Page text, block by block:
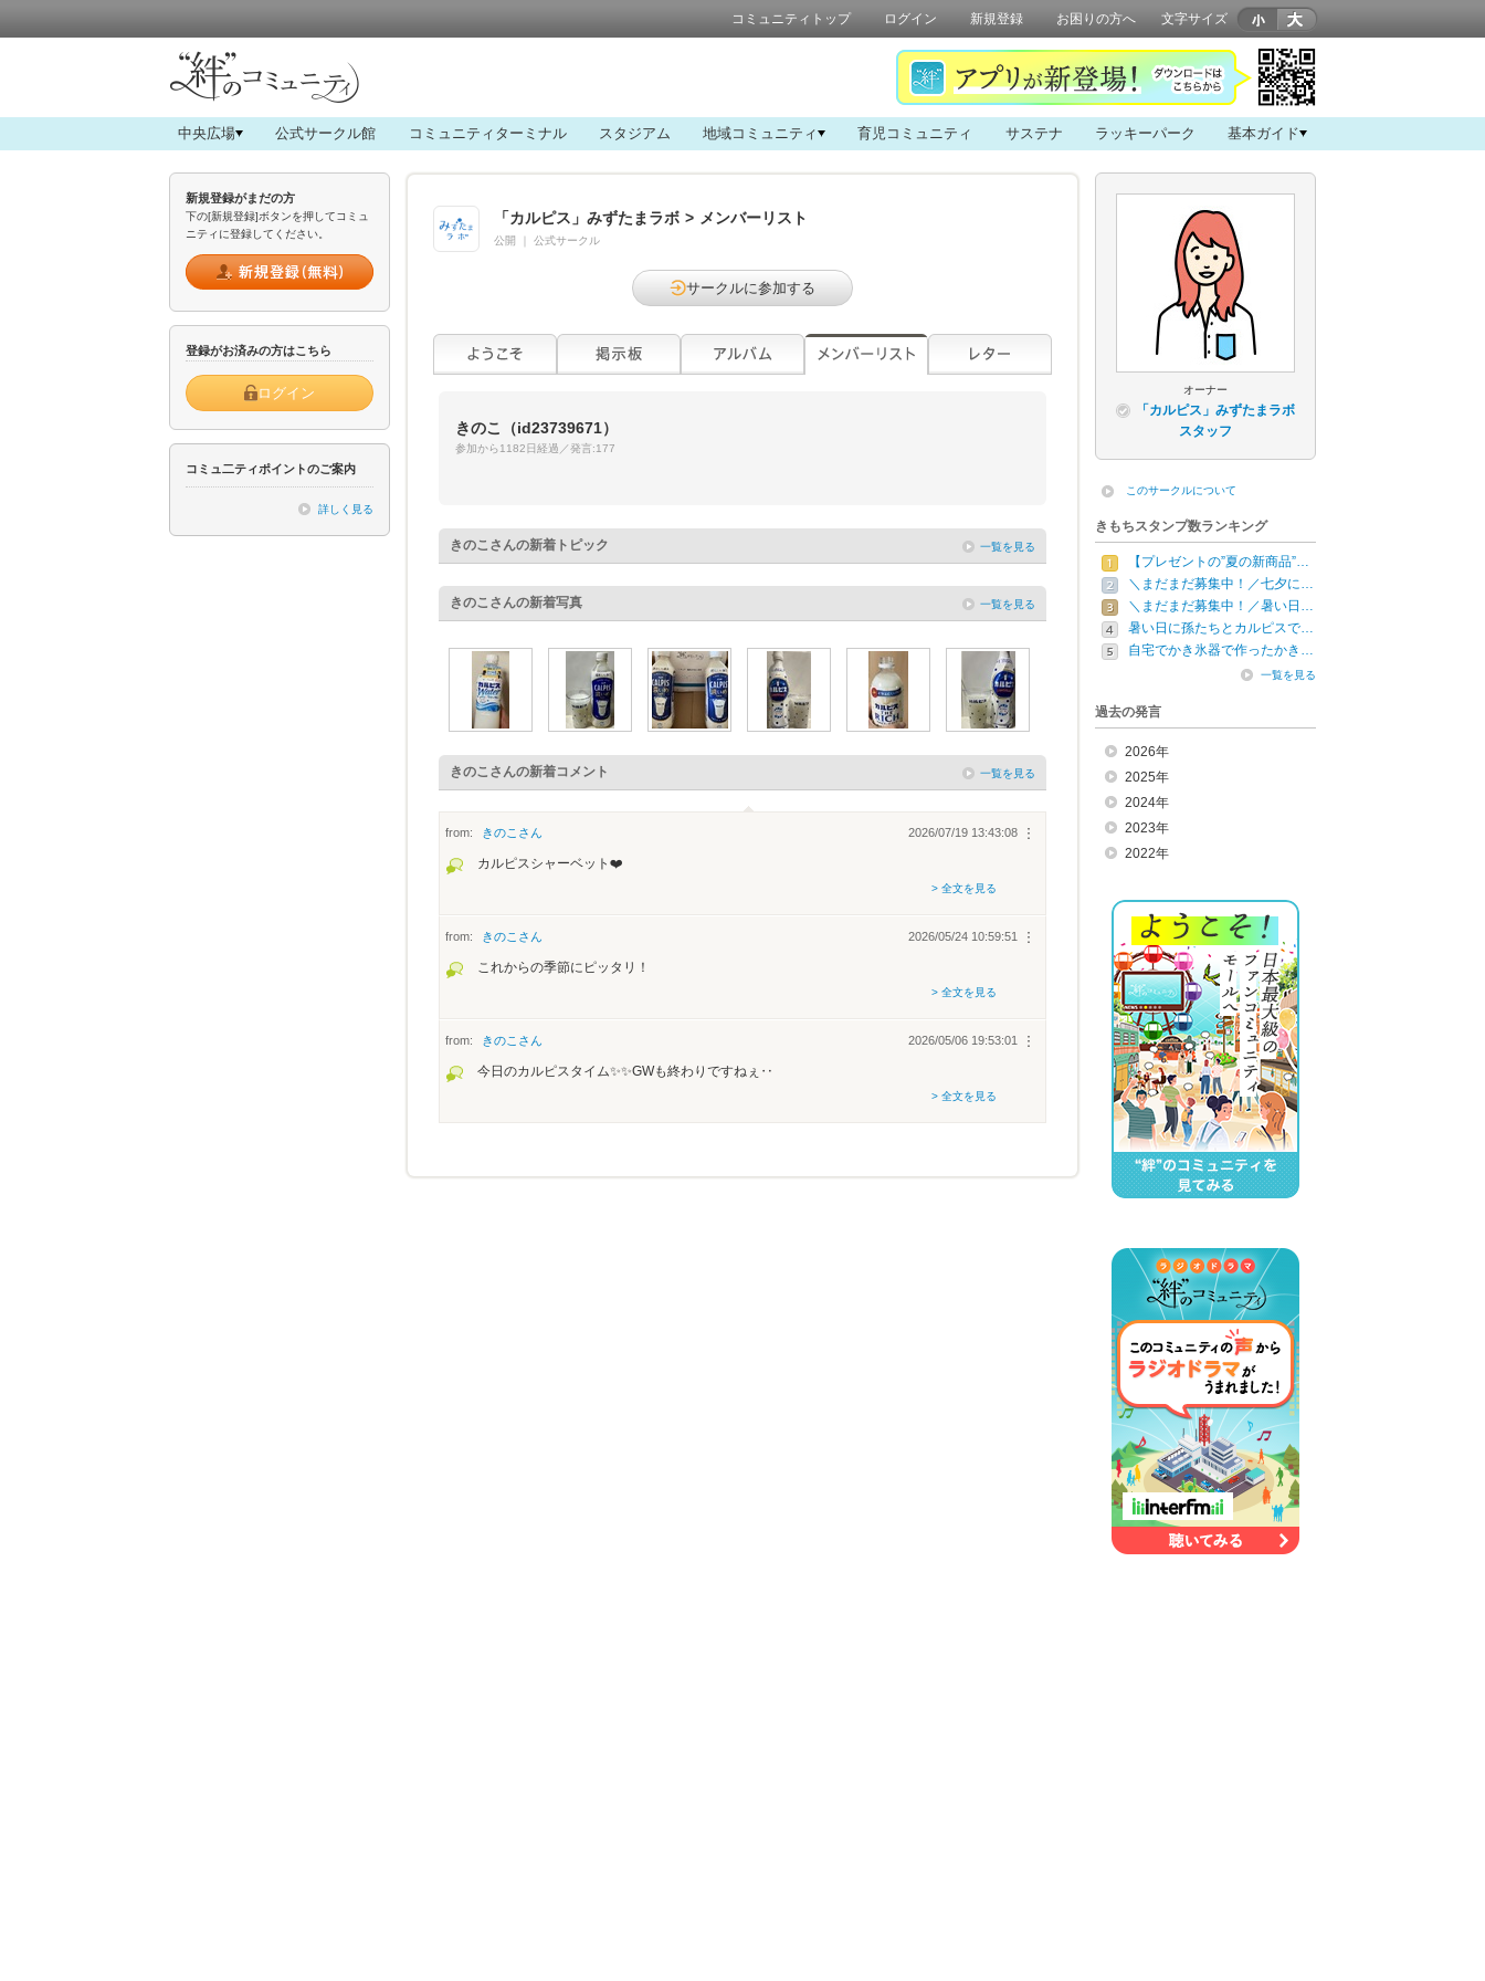
コミュニティトップ ログイン 新規登録 お困りの方へ 文字サイズ
中央広場 公式サークル館 コミュニティターミナル スタジアム 地域コミュニティ 育児コミュニティ サステナ ラッキーパーク 基本ガイド
新規登録がまだの方
下の[新規登録]ボタンを押してコミュ
ニティに登録してください。
登録がお済みの方はこちら
ログイン
コミュ二ティポイントのご案内
詳しく見る
「カルピス」みずたまラボ > メンバーリスト
公開 公式サークル
サークルに参加する
きのこ （id23739671）
参加から1182日経過／発言:177
きのこ さんの新着トピック 一覧を見る
きのこ さんの新着写真 一覧を見る
きのこ さんの新着コメント 一覧を見る
from: きのこ さん ︙
2026/07/19 13:43:08
カルピスシャーベット❤️
> 全文を見る
from: きのこ さん ︙
2026/05/24 10:59:51
これからの季節にピッタリ！
> 全文を見る
from: きのこ さん ︙
2026/05/06 19:53:01
今日のカルピスタイム✨✨GWも終わりですねぇ‥
> 全文を見る
オーナー
「カルピス」みずたまラボ
スタッフ
このサークルについて
きもちスタンプ数ランキング
【プレゼントの”夏の新商品”…
＼まだまだ募集中！／七夕に…
＼まだまだ募集中！／暑い日…
暑い日に孫たちとカルピスで…
自宅でかき氷器で作ったかき…
一覧を見る
過去の発言
2026年
2025年
2024年
2023年
2022年